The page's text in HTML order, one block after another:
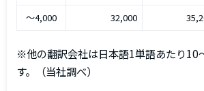
～4,000
32,000
※他の翻訳会社は日本語1単語あたり10
す。（当社調べ）